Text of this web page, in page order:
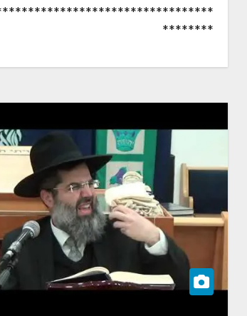
********